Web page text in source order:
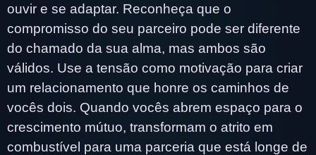
ouvir e se adaptar. Reconheça que o
compromisso do seu parceiro pode ser diferente
do chamado da sua alma, mas ambos são
válidos. Use a tensão como motivação para criar
um relacionamento que honre os caminhos de
vocês dois. Quando vocês abrem espaço para o
crescimento mútuo, transformam o atrito em
combustível para uma parceria que está longe de